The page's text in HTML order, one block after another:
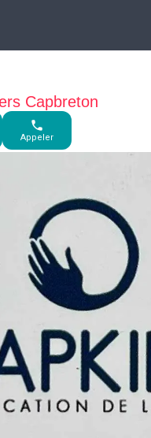
Capbreton
Appeler